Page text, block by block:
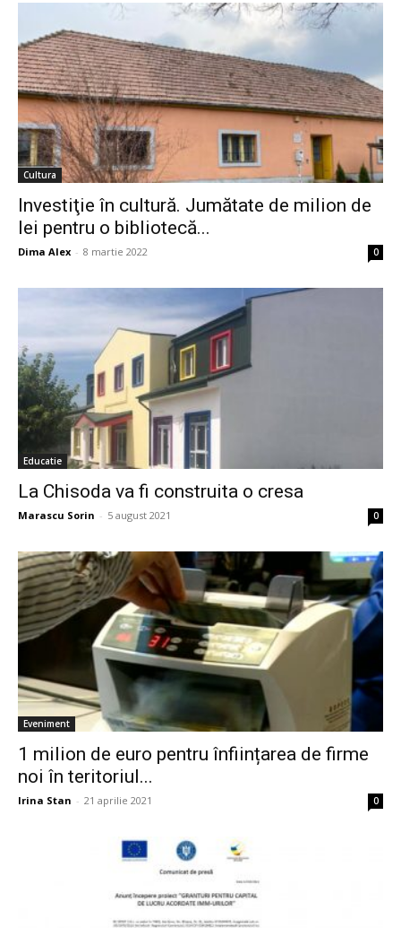
Cultura
Investiţie în cultură. Jumătate de milion de
lei pentru o bibliotecă...
Dima Alex - 8 martie 2022 0
Educatie
La Chisoda va fi construita o cresa
Marascu Sorin - 5 august 2021 0
Eveniment
1 milion de euro pentru înființarea de firme
noi în teritoriul...
Irina Stan - 21 aprilie 2021 0